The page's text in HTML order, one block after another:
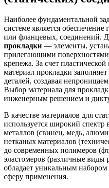
Наиболее фундаментальной
системе является
или фланцевых, соединений.
прокладки — элементы,
прилегающими
крепежа. За счет
материал прокладки
деталей, создавая
Выбор материала для
инженерным решением и
В качестве материалов для
используется широкий
металлов (свинец, медь,
нетканых материалов
до современных полимеров
эластомеров (различные
обладает уникальным
сферу применения.